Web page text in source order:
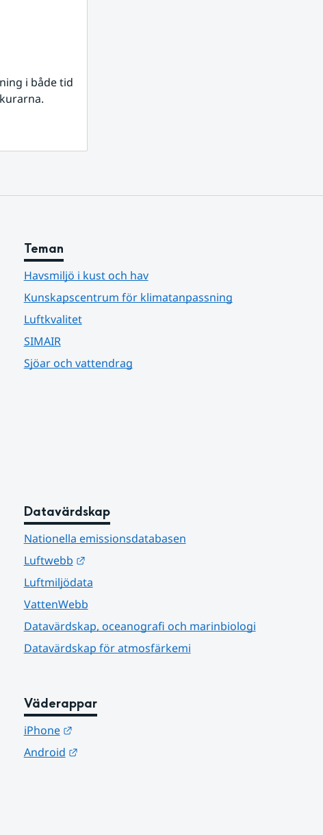
i både tid
Teman
Havsmiljö i kust och hav
Kunskapscentrum för klimatanpassning
Luftkvalitet
SIMAIR
Sjöar och vattendrag
Datavärdskap
Nationella emissionsdatabasen
Luftwebb
Länk till annan webbplats.
Luftmiljödata
VattenWebb
Datavärdskap, oceanografi och marinbiologi
Datavärdskap för atmosfärkemi
Väderappar
iPhone
Länk till annan webbplats.
Android
Länk till annan webbplats.